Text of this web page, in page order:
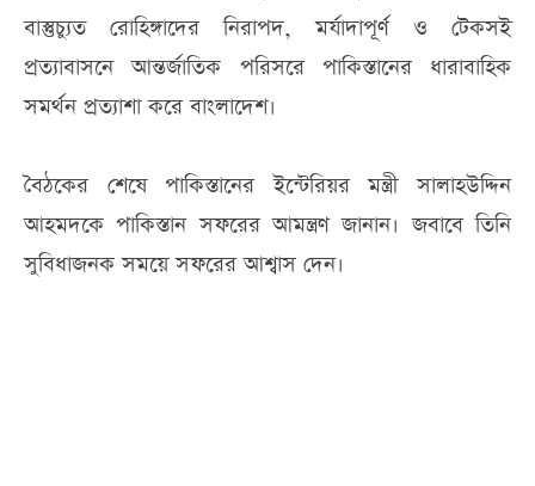
বাস্তুচ্যুত রোহিঙ্গাদের নিরাপদ, মর্যাদাপূর্ণ ও টেকসই
প্রত্যাবাসনে আন্তর্জাতিক পরিসরে পাকিস্তানের ধারাবাহিক
সমর্থন প্রত্যাশা করে বাংলাদেশ।
বৈঠকের শেষে পাকিস্তানের ইন্টেরিয়র মন্ত্রী সালাহউদ্দিন
আহমদকে পাকিস্তান সফরের আমন্ত্রণ জানান। জবাবে তিনি
সুবিধাজনক সময়ে সফরের আশ্বাস দেন।